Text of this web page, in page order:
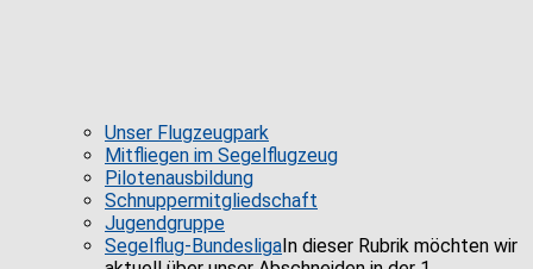
Unser Flugzeugpark
Mitfliegen im Segelflugzeug
Pilotenausbildung
Schnuppermitgliedschaft
Jugendgruppe
Segelflug-BundesligaIn dieser Rubrik möchten wir